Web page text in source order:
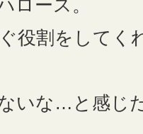
ロース。
役割をしてく
いな…と感じ